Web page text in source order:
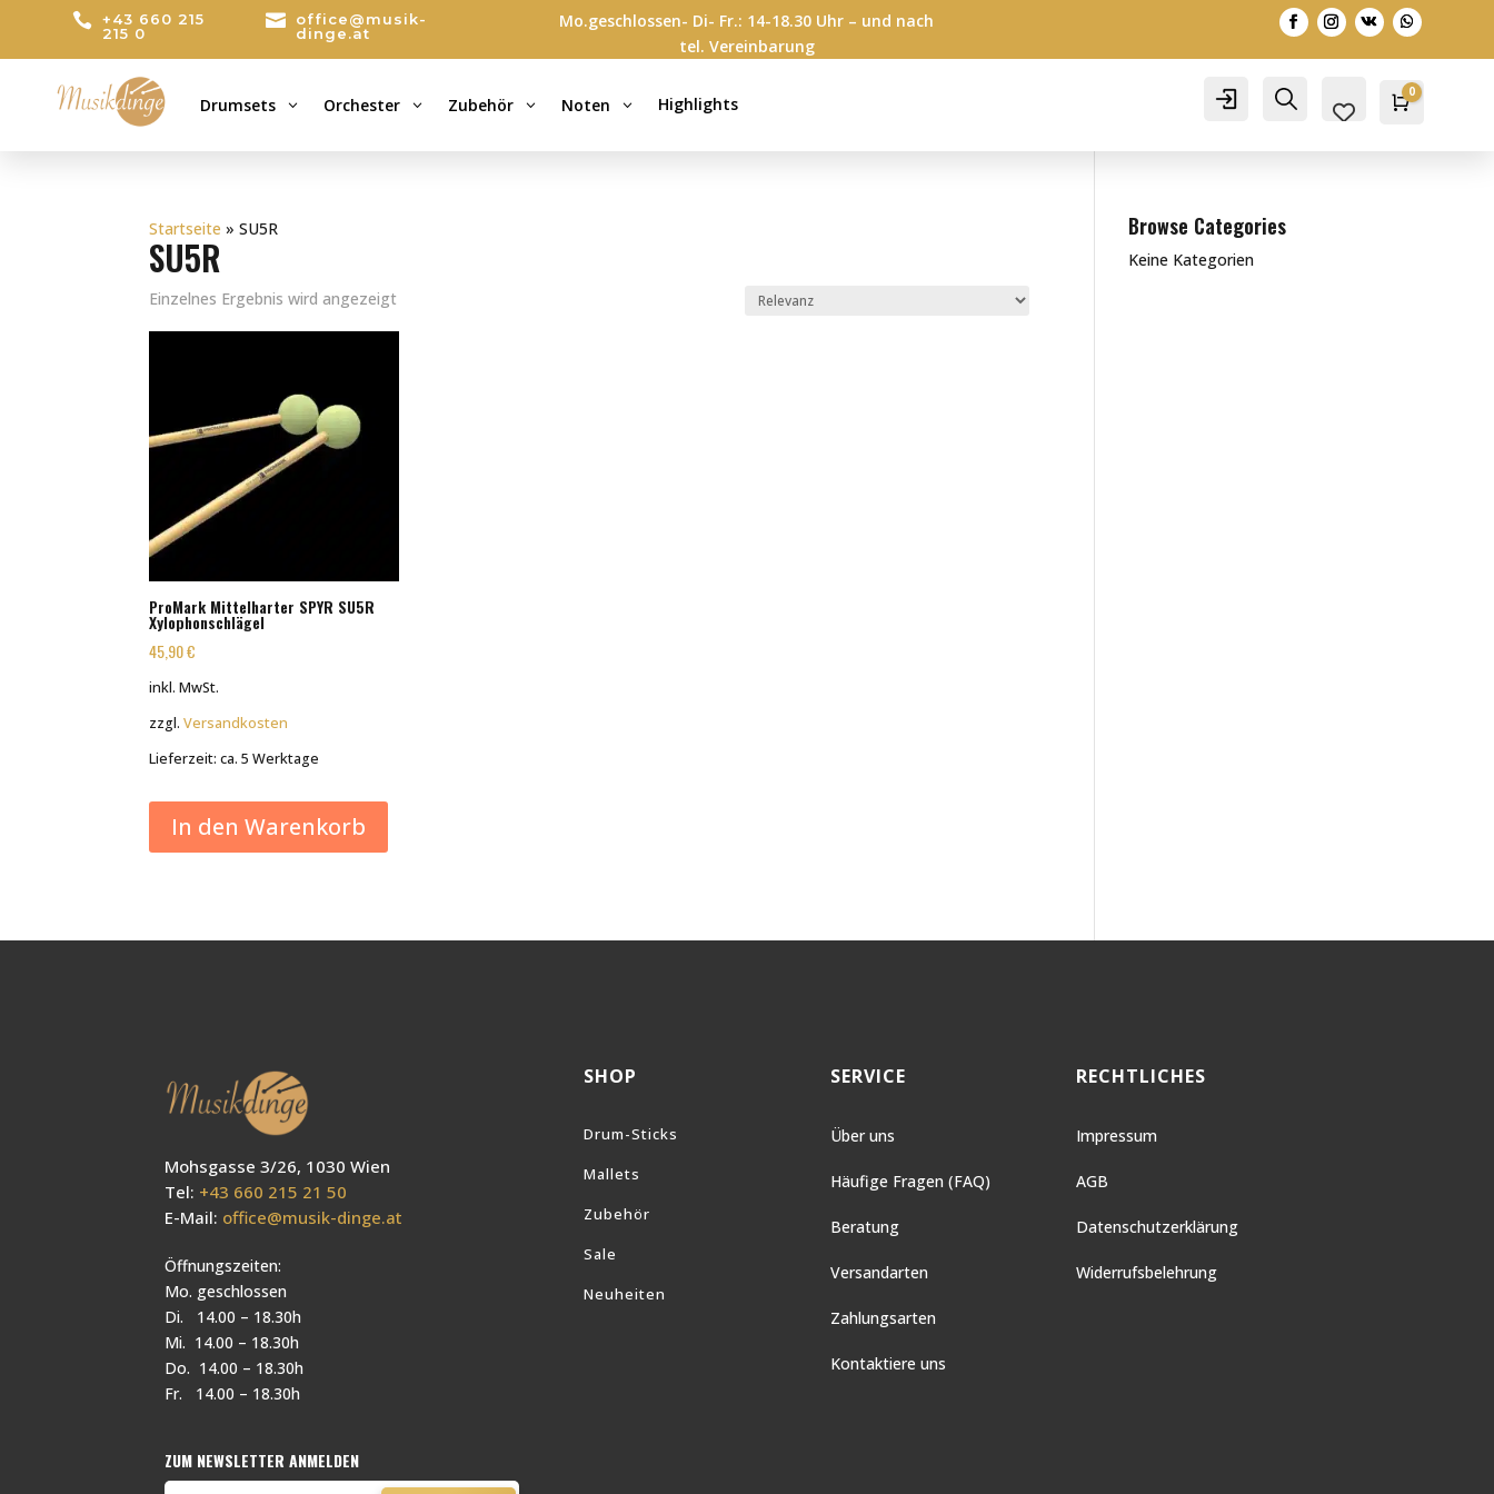
 +43 660 215
215 0

office@musik-
dinge.at
Mo.geschlossen- Di- Fr.: 14-18.30 Uhr – und nach
tel. Vereinbarung
Drumsets 3 Orchester 3 Zubehör 3 Noten 3 Highlights Account Search 0
Startseite »SU5R
SU5R
Einzelnes Ergebnis wird angezeigt
ProMark Mittelharter SPYR SU5R
Xylophonschlägel
45,90€
inkl. MwSt.
zzgl.Versandkosten
Lieferzeit:ca. 5 Werktage
In den Warenkorb
Browse Categories
Keine Kategorien
Mohsgasse 3/26, 1030 Wien
Tel: +43 660 215 21 50
E-Mail: office@musik-dinge.at
Öffnungszeiten:
Mo. geschlossen
Di. 14.00 – 18.30h
Mi. 14.00 – 18.30h
Do. 14.00 – 18.30h
Fr. 14.00 – 18.30h
ZUM NEWSLETTER ANMELDEN
SHOP
Drum-Sticks
Mallets
Zubehör
Sale
Neuheiten
SERVICE
Über uns
Häufige Fragen (FAQ)
Beratung
Versandarten
Zahlungsarten
Kontaktiere uns
RECHTLICHES
Impressum
AGB
Datenschutzerklärung
Widerrufsbelehrung